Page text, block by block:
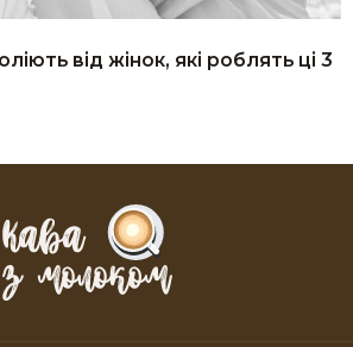
від жінок, які роблять ці 3